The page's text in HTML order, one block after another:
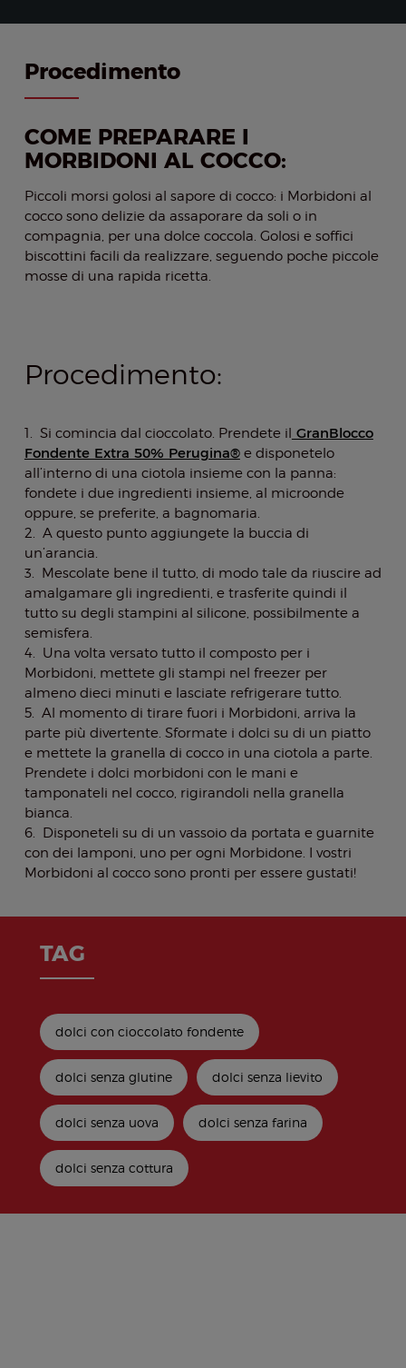
Procedimento
COME PREPARARE I
MORBIDONI AL COCCO:
Piccoli morsi golosi al sapore di cocco: i Morbidoni al
cocco sono delizie da assaporare da soli o in
compagnia, per una dolce coccola. Golosi e soffici
biscottini facili da realizzare, seguendo poche piccole
mosse di una rapida ricetta.
Procedimento:
1. Si comincia dal cioccolato. Prendete il GranBlocco
Fondente Extra 50% Perugina®e disponetelo
all’interno di una ciotola insieme con la panna:
fondete i due ingredienti insieme, al microonde
oppure, se preferite, a bagnomaria.
2. A questo punto aggiungete la buccia di
un’arancia.
3. Mescolate bene il tutto, di modo tale da riuscire ad
amalgamare gli ingredienti, e trasferite quindi il
tutto su degli stampini al silicone, possibilmente a
semisfera.
4. Una volta versato tutto il composto per i
Morbidoni, mettete gli stampi nel freezer per
almeno dieci minuti e lasciate refrigerare tutto.
5. Al momento di tirare fuori i Morbidoni, arriva la
parte più divertente. Sformate i dolci su di un piatto
e mettete la granella di cocco in una ciotola a parte.
Prendete i dolci morbidoni con le mani e
tamponateli nel cocco, rigirandoli nella granella
bianca.
6. Disponeteli su di un vassoio da portata e guarnite
con dei lamponi, uno per ogni Morbidone. I vostri
Morbidoni al cocco sono pronti per essere gustati!
TAG
dolci con cioccolato fondente
dolci senza glutine dolci senza lievito
dolci senza uova dolci senza farina
dolci senza cottura